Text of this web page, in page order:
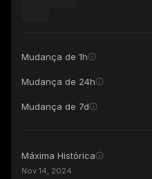
Mudança de 1h
Mudança de 24h
Mudança de 7d
Máxima Histórica
Nov 14, 2024